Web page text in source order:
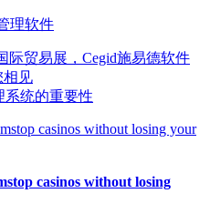
理软件
际贸易展，Cegid施易德软件
相见
系统的重要性
casinos without losing